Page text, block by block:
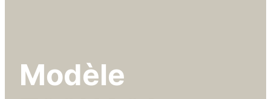
Modèle